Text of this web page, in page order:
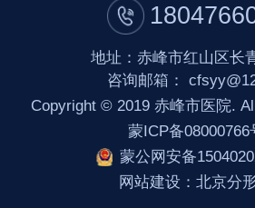
地址：赤峰市红山区长
咨询邮箱：
Copyright © 2019 赤峰市医院.
蒙ICP备08000766
蒙公网安备
网站建设 ： 北京分